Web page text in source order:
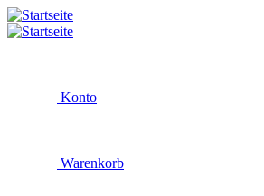
Konto
Warenkorb